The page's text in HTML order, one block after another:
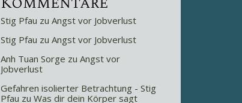
Stig Pfau zu Angst vor Jobverlust
Stig Pfau zu Angst vor Jobverlust
Anh Tuan Sorge zu Angst vor
Jobverlust
Gefahren isolierter Betrachtung - Stig
Pfau zu Was dir dein Körper sagt